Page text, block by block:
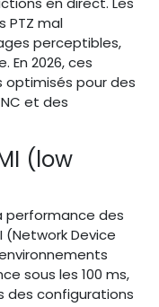
PTZ mal
perceptibles,
2026, ces
pour des
et des
(low
performance des
(Network Device
sous les 100 ms,
des configurations